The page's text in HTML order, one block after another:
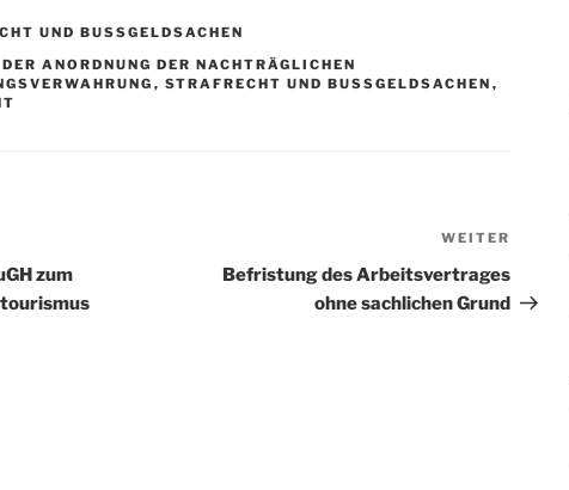
UND BUSSGELDSACHEN
ANORDNUNG DER NACHTRÄGLICHEN
, STRAFRECHT UND BUSSGELDSACHEN
,
zum
Beitrag
WEITER
Befristung des Arbeitsvertrages
ohne sachlichen Grund